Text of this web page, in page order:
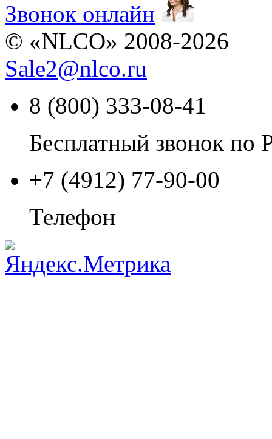
Звонок онлайн
© «NLCO» 2008-2026
Sale2@nlco.ru
8 (800) 333-08-41
Бесплатный звонок по
+7 (4912) 77-90-00
Телефон